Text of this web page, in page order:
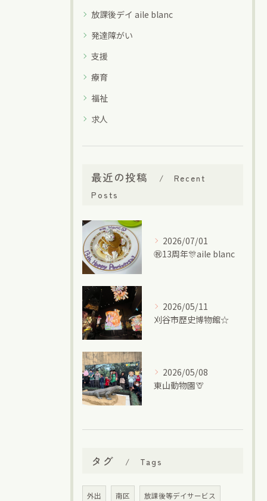
放課後デイ aile blanc
発達障がい
支援
療育
福祉
求人
最近の投稿
Recent
Posts
2026/07/01
㊗13周年🎊aile blanc
2026/05/11
刈谷市歴史博物館☆
2026/05/08
東山動物園🦒
タグ Tags
外出 南区 放課後等デイサービス